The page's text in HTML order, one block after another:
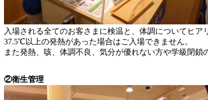
入場される全てのお客さまに検温と、体調についてヒア
37.5℃以上の発熱があった場合はご入場できません。
また発熱、咳、体調不良、気分が優れない方や学級閉鎖
②衛生管理